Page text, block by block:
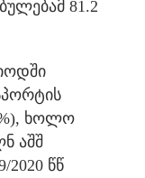
81.2
ხოლო
აშშ
წწ